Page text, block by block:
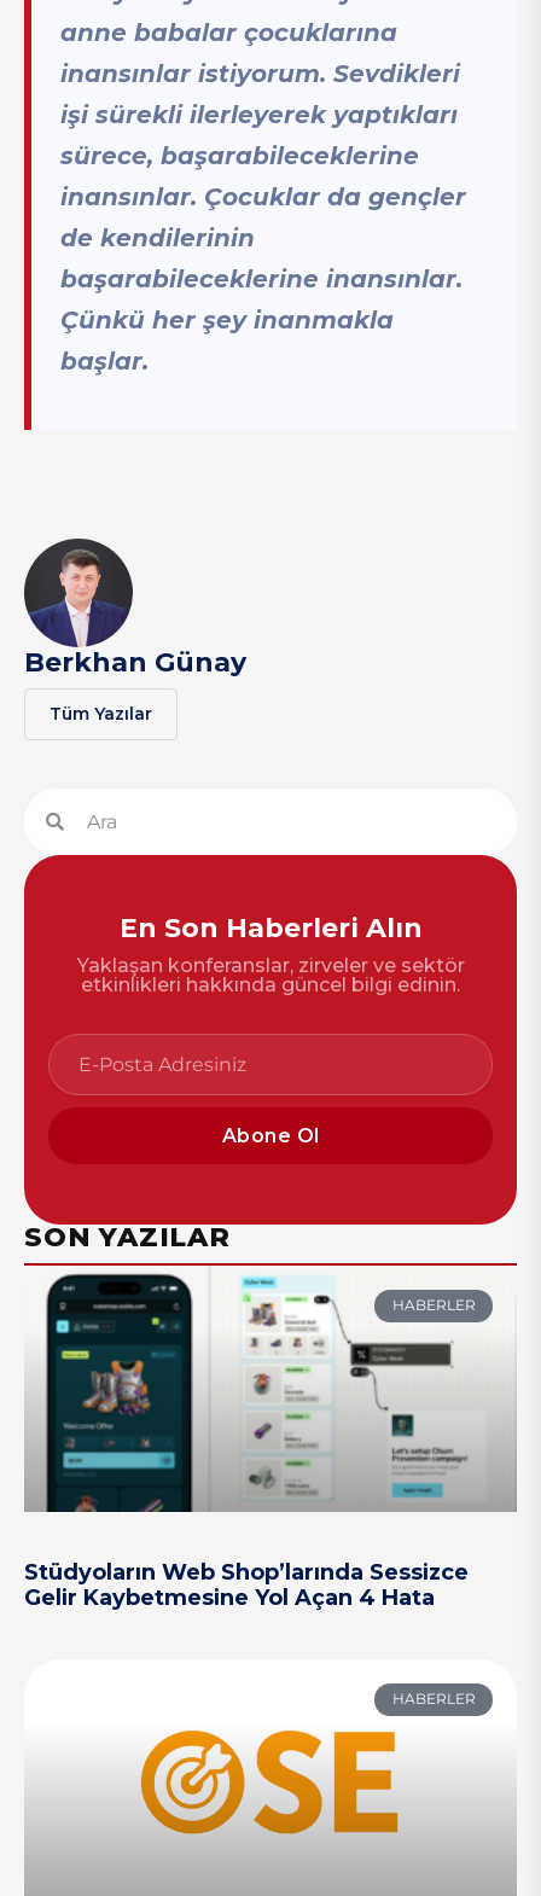
anne babalar çocuklarına
inansınlar istiyorum. Sevdikleri
işi sürekli ilerleyerek yaptıkları
sürece, başarabileceklerine
inansınlar. Çocuklar da gençler
de kendilerinin
başarabileceklerine inansınlar.
Çünkü her şey inanmakla
başlar.
Berkhan Günay
Tüm Yazılar
En Son Haberleri Alın
Yaklaşan konferanslar, zirveler ve sektör
etkinlikleri hakkında güncel bilgi edinin.
Abone Ol
SON YAZILAR
HABERLER
Stüdyoların Web Shop’larında Sessizce
Gelir Kaybetmesine Yol Açan 4 Hata
HABERLER